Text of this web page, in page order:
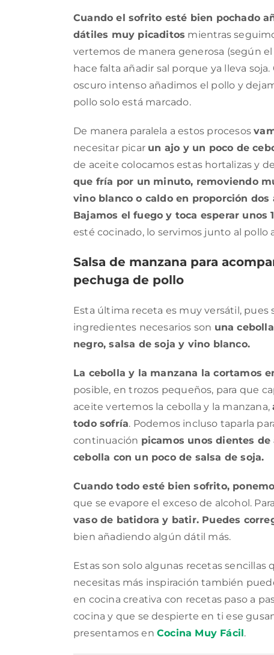
Cuando el sofrito esté bien pochado
dátiles muy picaditos mientras
vertemos de manera generosa (según
hace falta añadir sal porque ya lleva
oscuro intenso añadimos el pollo y
pollo solo está marcado.
De manera paralela a estos procesos
necesitar picar un ajo y un poco de
de aceite colocamos estas hortalizas y
que fría por un minuto, removiendo
vino blanco o caldo en proporción dos
Bajamos el fuego y toca esperar
esté cocinado, lo servimos junto al pollo
Salsa de manzana para
pechuga de pollo
Esta última receta es muy versátil, pues
ingredientes necesarios son una
negro, salsa de soja y vino blanco.
La cebolla y la manzana la cortamos
posible, en trozos pequeños, para que
aceite vertemos la cebolla y la manzana,
todo sofría. Podemos incluso taparla
continuación picamos unos dientes
cebolla con un poco de salsa de soja.
Cuando todo esté bien sofrito,
que se evapore el exceso de alcohol.
vaso de batidora y batir. Puedes
bien añadiendo algún dátil más.
Estas son solo algunas recetas
necesitas más inspiración también
en cocina creativa con recetas paso a
cocina y que se despierte en ti ese
presentamos en Cocina Muy Fácil.